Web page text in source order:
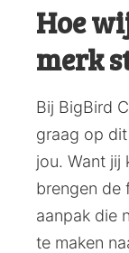
Hoe
merk
Bij BigBird
graag op
jou. Want jij
brengen de
aanpak die
te maken